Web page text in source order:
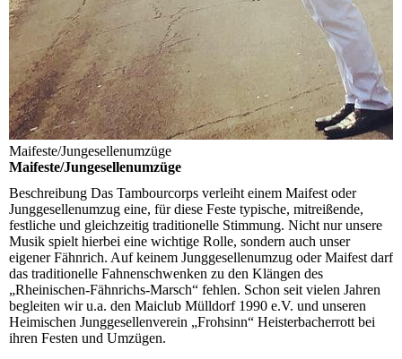
Maifeste/Jungesellenumzüge
Maifeste/Jungesellenumzüge
Beschreibung Das Tambourcorps verleiht einem Maifest oder
Junggesellenumzug eine, für diese Feste typische, mitreißende,
festliche und gleichzeitig traditionelle Stimmung. Nicht nur unsere
Musik spielt hierbei eine wichtige Rolle, sondern auch unser
eigener Fähnrich. Auf keinem Junggesellenumzug oder Maifest darf
das traditionelle Fahnenschwenken zu den Klängen des
„Rheinischen-Fähnrichs-Marsch“ fehlen. Schon seit vielen Jahren
begleiten wir u.a. den Maiclub Mülldorf 1990 e.V. und unseren
Heimischen Junggesellenverein „Frohsinn“ Heisterbacherrott bei
ihren Festen und Umzügen.